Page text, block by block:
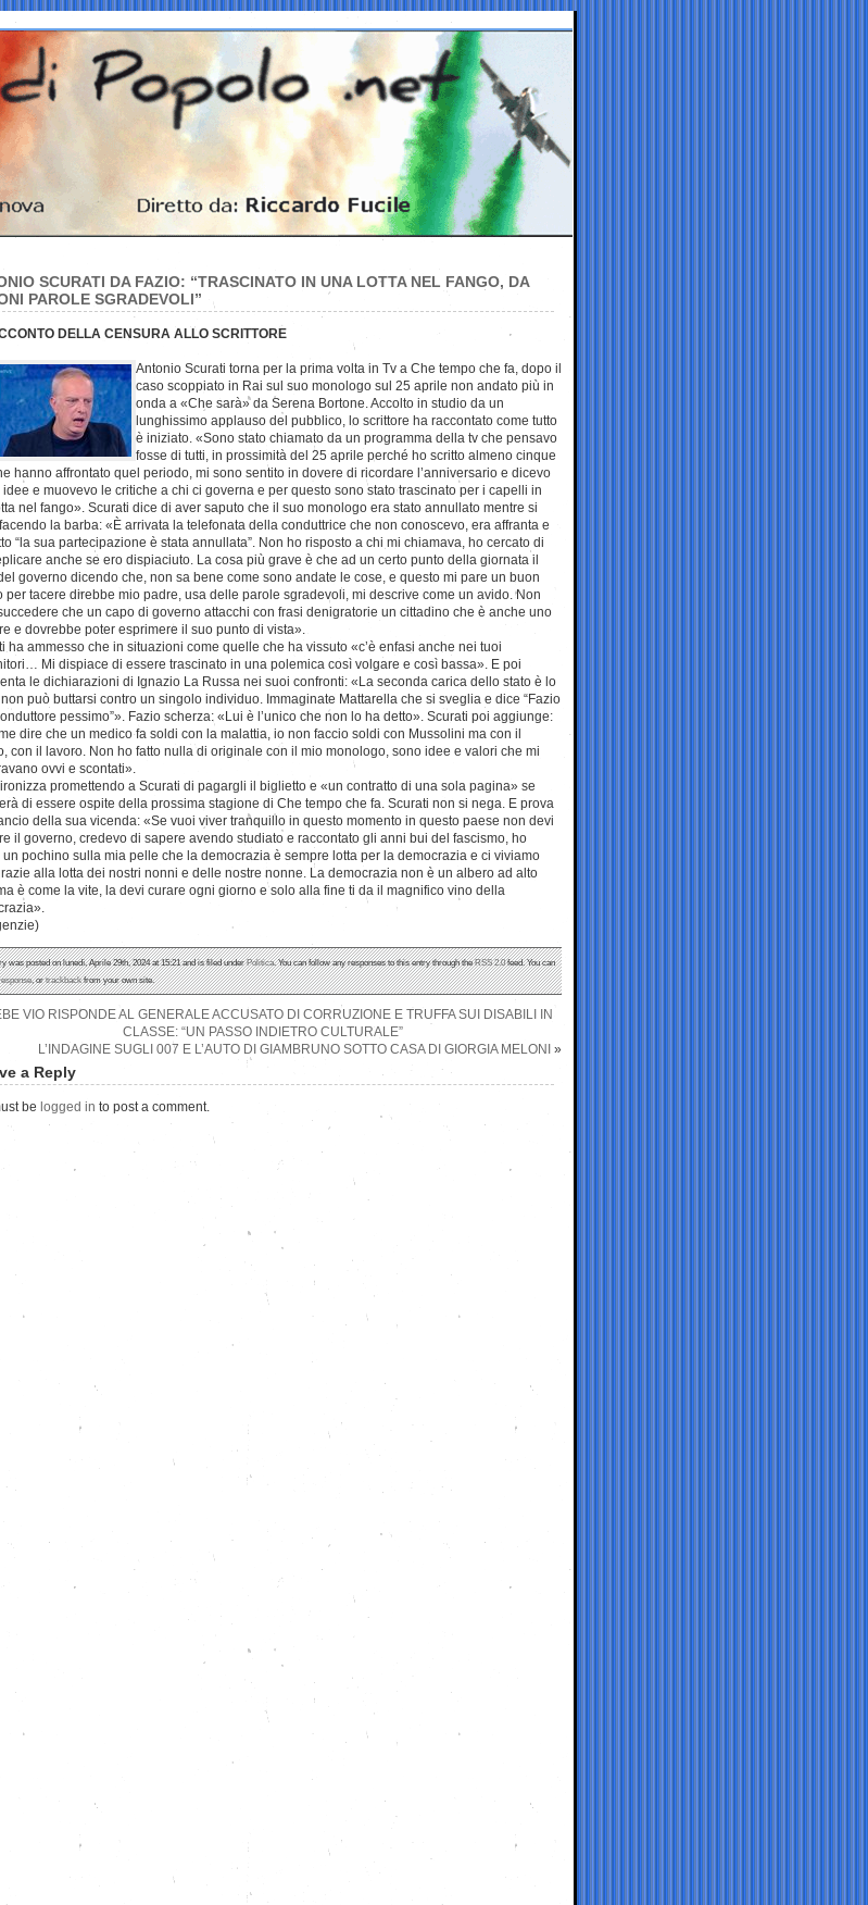
SCURATI DA FAZIO: “TRASCINATO IN UNA LOTTA NEL FANGO, DA
PAROLE SGRADEVOLI”
DELLA CENSURA ALLO SCRITTORE
Antonio Scurati torna per la prima volta in Tv a Che tempo che fa, dopo il
caso scoppiato in Rai sul suo monologo sul 25 aprile non andato più in
onda a «Che sarà» da Serena Bortone. Accolto in studio da un
lunghissimo applauso del pubblico, lo scrittore ha raccontato come tutto
è iniziato. «Sono stato chiamato da un programma della tv che pensavo
fosse di tutti, in prossimità del 25 aprile perché ho scritto almeno cinque
hanno affrontato quel periodo, mi sono sentito in dovere di ricordare l’anniversario e dicevo
idee e muovevo le critiche a chi ci governa e per questo sono stato trascinato per i capelli in
nel fango». Scurati dice di aver saputo che il suo monologo era stato annullato mentre si
la barba: «È arrivata la telefonata della conduttrice che non conoscevo, era affranta e
“la sua partecipazione è stata annullata”. Non ho risposto a chi mi chiamava, ho cercato di
anche se ero dispiaciuto. La cosa più grave è che ad un certo punto della giornata il
governo dicendo che, non sa bene come sono andate le cose, e questo mi pare un buon
per tacere direbbe mio padre, usa delle parole sgradevoli, mi descrive come un avido. Non
che un capo di governo attacchi con frasi denigratorie un cittadino che è anche uno
e dovrebbe poter esprimere il suo punto di vista».
ha ammesso che in situazioni come quelle che ha vissuto «c’è enfasi anche nei tuoi
Mi dispiace di essere trascinato in una polemica così volgare e così bassa». E poi
le dichiarazioni di Ignazio La Russa nei suoi confronti: «La seconda carica dello stato è lo
può buttarsi contro un singolo individuo. Immaginate Mattarella che si sveglia e dice “Fazio
pessimo”». Fazio scherza: «Lui è l’unico che non lo ha detto». Scurati poi aggiunge:
dire che un medico fa soldi con la malattia, io non faccio soldi con Mussolini ma con il
con il lavoro. Non ho fatto nulla di originale con il mio monologo, sono idee e valori che mi
ovvi e scontati».
promettendo a Scurati di pagargli il biglietto e «un contratto di una sola pagina» se
di essere ospite della prossima stagione di Che tempo che fa. Scurati non si nega. E prova
della sua vicenda: «Se vuoi viver tranquillo in questo momento in questo paese non devi
il governo, credevo di sapere avendo studiato e raccontato gli anni bui del fascismo, ho
un pochino sulla mia pelle che la democrazia è sempre lotta per la democrazia e ci viviamo
alla lotta dei nostri nonni e delle nostre nonne. La democrazia non è un albero ad alto
è come la vite, la devi curare ogni giorno e solo alla fine ti da il magnifico vino della
was posted on lunedì, Aprile 29th, 2024 at 15:21 and is filed underPolitica. You can follow any responses to this entry through theRSS 2.0feed. You can
, ortrackbackfrom your own site.
VIO RISPONDE AL GENERALE ACCUSATO DI CORRUZIONE E TRUFFA SUI DISABILI IN
CLASSE: “UN PASSO INDIETRO CULTURALE”
L’INDAGINE SUGLI 007 E L’AUTO DI GIAMBRUNO SOTTO CASA DI GIORGIA MELONI »
a Reply
be logged in to post a comment.